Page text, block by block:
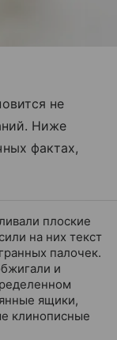
не
Ниже
фактах,
плоские
на них текст
палочек.
и
ящики,
клинописные